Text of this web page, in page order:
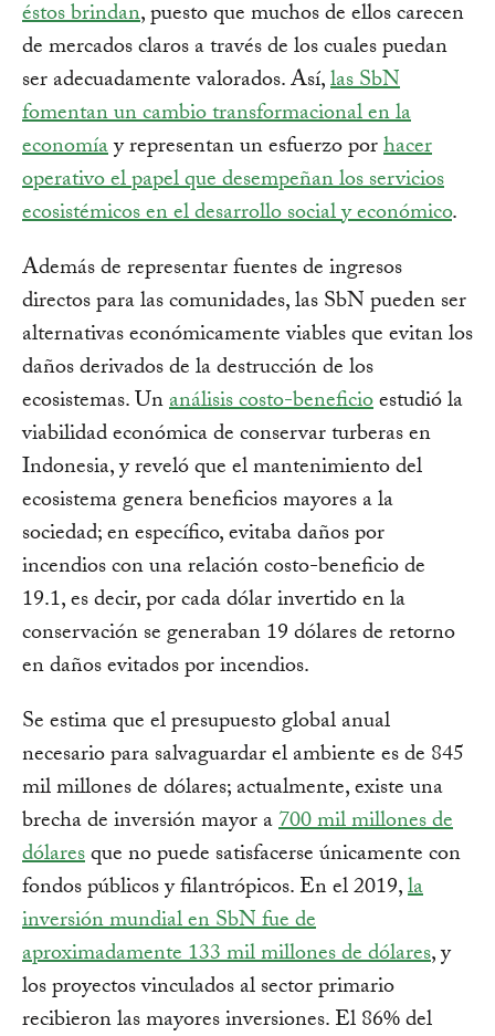
éstos brindan, puesto que muchos de ellos carecen
de mercados claros a través de los cuales puedan
ser adecuadamente valorados. Así,las SbN
fomentan un cambio transformacional en la
economíay representan un esfuerzo porhacer
operativo el papel que desempeñan los servicios
ecosistémicos en el desarrollo social y económico.
Además de representar fuentes de ingresos
directos para las comunidades, las SbN pueden ser
alternativas económicamente viables que evitan los
daños derivados de la destrucción de los
ecosistemas. Unanálisis costo-beneficioestudió la
viabilidad económica de conservar turberas en
Indonesia, y reveló que el mantenimiento del
ecosistema genera beneficios mayores a la
sociedad; en específico, evitaba daños por
incendios con una relación costo-beneficio de
19.1, es decir, por cada dólar invertido en la
conservación se generaban 19 dólares de retorno
en daños evitados por incendios.
Se estima que el presupuesto global anual
necesario para salvaguardar el ambiente es de 845
mil millones de dólares; actualmente, existe una
brecha de inversión mayor a700 mil millones de
dólaresque no puede satisfacerse únicamente con
fondos públicos y filantrópicos. En el 2019,la
inversión mundial en SbN fue de
aproximadamente 133 mil millones de dólares, y
los proyectos vinculados al sector primario
recibieron las mayores inversiones. El 86% del